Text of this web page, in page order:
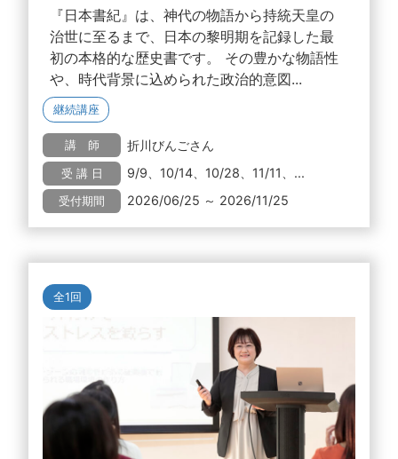
『日本書紀』は、神代の物語から持統天皇の
治世に至るまで、日本の黎明期を記録した最
初の本格的な歴史書です。 その豊かな物語性
や、時代背景に込められた政治的意図...
継続講座
講 師 折川びんごさん
受 講 日 9/9、10/14、10/28、11/11、...
受付期間 2026/06/25 ～ 2026/11/25
全1回